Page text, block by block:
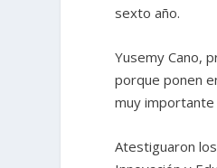
sexto año.
Yusemy Cano,
porque ponen
muy importante
Atestiguaron